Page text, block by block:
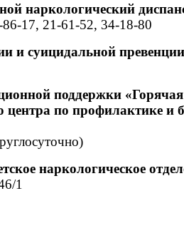
наркологический
17, 21-61-52, 34-18-80
и суицидальной превенции
поддержки «Горячая
центра по профилактике и
наркологическое
1